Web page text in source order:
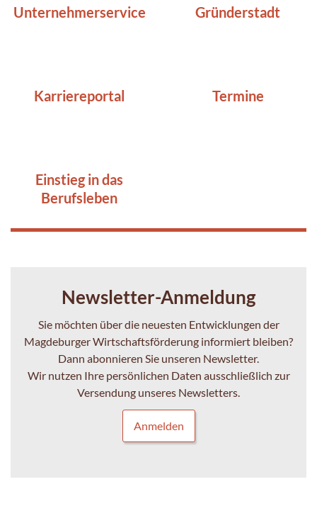
Unternehmerservice Gründerstadt
Karriereportal Termine
Einstieg in das
Berufsleben
Newsletter-Anmeldung
Sie möchten über die neuesten Entwicklungen der
Magdeburger Wirtschaftsförderung informiert bleiben?
Dann abonnieren Sie unseren Newsletter.
Wir nutzen Ihre persönlichen Daten ausschließlich zur
Versendung unseres Newsletters.
Anmelden